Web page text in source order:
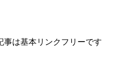
事は基本リンクフリーです